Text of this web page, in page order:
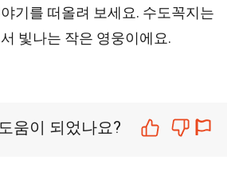
기를 떠올려 보세요. 수도꼭지는
빛나는 작은 영웅이에요.
움이 되었나요?